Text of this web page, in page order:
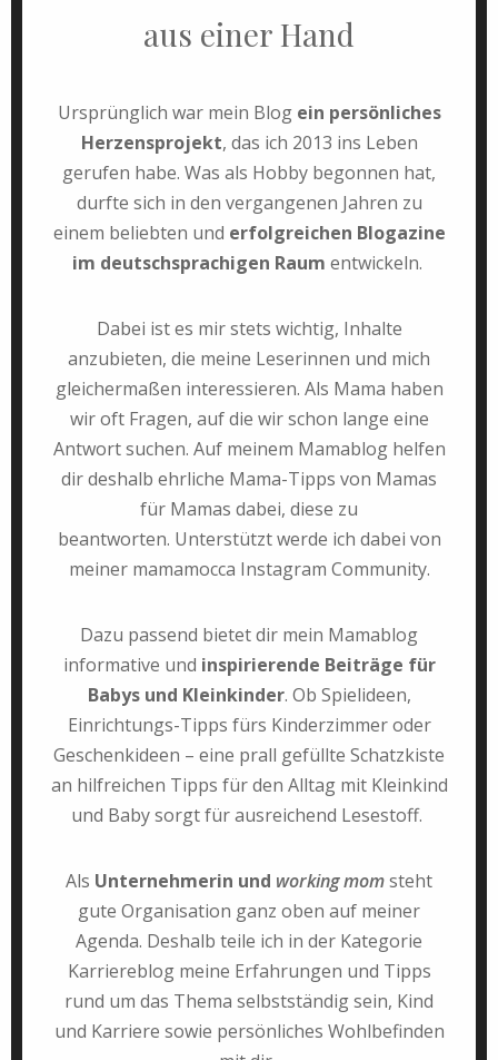
aus einer Hand
Ursprünglich war mein Blog ein persönliches
Herzensprojekt, das ich 2013 ins Leben
gerufen habe. Was als Hobby begonnen hat,
durfte sich in den vergangenen Jahren zu
einem beliebten und erfolgreichen Blogazine
im deutschsprachigen Raum entwickeln.
Dabei ist es mir stets wichtig, Inhalte
anzubieten, die meine Leserinnen und mich
gleichermaßen interessieren. Als Mama haben
wir oft Fragen, auf die wir schon lange eine
Antwort suchen. Auf meinem Mamablog helfen
dir deshalb ehrliche Mama-Tipps von Mamas
für Mamas dabei, diese zu
beantworten. Unterstützt werde ich dabei von
meiner mamamocca Instagram Community.
Dazu passend bietet dir mein Mamablog
informative und inspirierende Beiträge für
Babys und Kleinkinder. Ob Spielideen,
Einrichtungs-Tipps fürs Kinderzimmer oder
Geschenkideen – eine prall gefüllte Schatzkiste
an hilfreichen Tipps für den Alltag mit Kleinkind
und Baby sorgt für ausreichend Lesestoff.
Als Unternehmerin und working momsteht
gute Organisation ganz oben auf meiner
Agenda. Deshalb teile ich in der Kategorie
Karriereblog meine Erfahrungen und Tipps
rund um das Thema selbstständig sein, Kind
und Karriere sowie persönliches Wohlbefinden